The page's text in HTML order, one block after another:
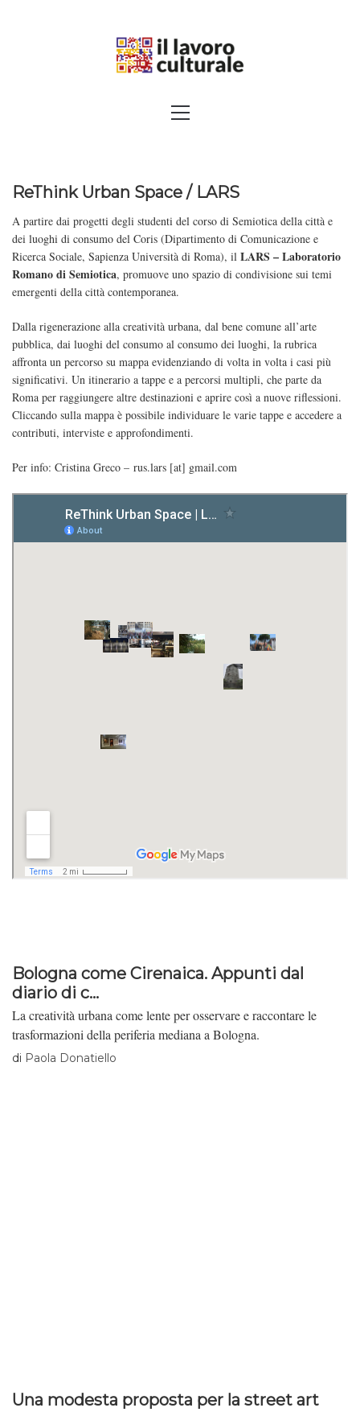
SAPERI, AFFACCIARSI SUL
Menu
ReThink Urban Space / LARS
A partire dai progetti degli studenti del corso di Semiotica della città e
dei luoghi di consumo del Coris (Dipartimento di Comunicazione e
Ricerca Sociale, Sapienza Università di Roma), il LARS – Laboratorio
Romano di Semiotica, promuove uno spazio di condivisione sui temi
emergenti della città contemporanea.
Dalla rigenerazione alla creatività urbana, dal bene comune all’arte
pubblica, dai luoghi del consumo al consumo dei luoghi, la rubrica
affronta un percorso su mappa evidenziando di volta in volta i casi più
significativi. Un itinerario a tappe e a percorsi multipli, che parte da
Roma per raggiungere altre destinazioni e aprire così a nuove riflessioni.
Cliccando sulla mappa è possibile individuare le varie tappe e accedere a
contributi, interviste e approfondimenti.
Per info: Cristina Greco – rus.lars [at] gmail.com
Bologna come Cirenaica. Appunti dal
diario di c...
La creatività urbana come lente per osservare e raccontare le
trasformazioni della periferia mediana a Bologna.
di Paola Donatiello
Una modesta proposta per la street art